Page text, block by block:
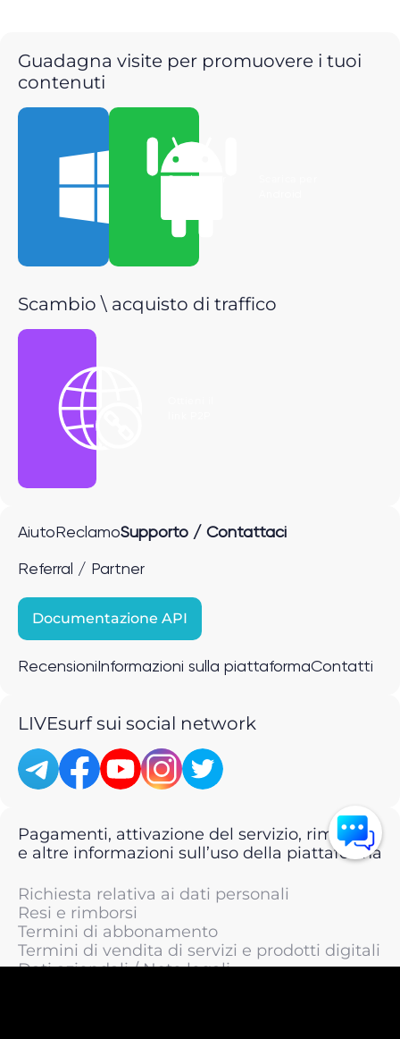
Guadagna visite per promuovere i tuoi
contenuti
Scarica per
Scambio \ acquisto di traffico
Aiuto ReclamoSupporto / Contattaci
Referral / Partner
Documentazione API
Recensioni Informazioni sulla piattaformaContatti
LIVEsurf sui social network
Pagamenti, attivazione del servizio, rimborsi
e altre informazioni sull’uso della piattaforma
Richiesta relativa ai dati personali
Resi e rimborsi
Termini di abbonamento
Termini di vendita di servizi e prodotti digitali
Dati aziendali / Note legali